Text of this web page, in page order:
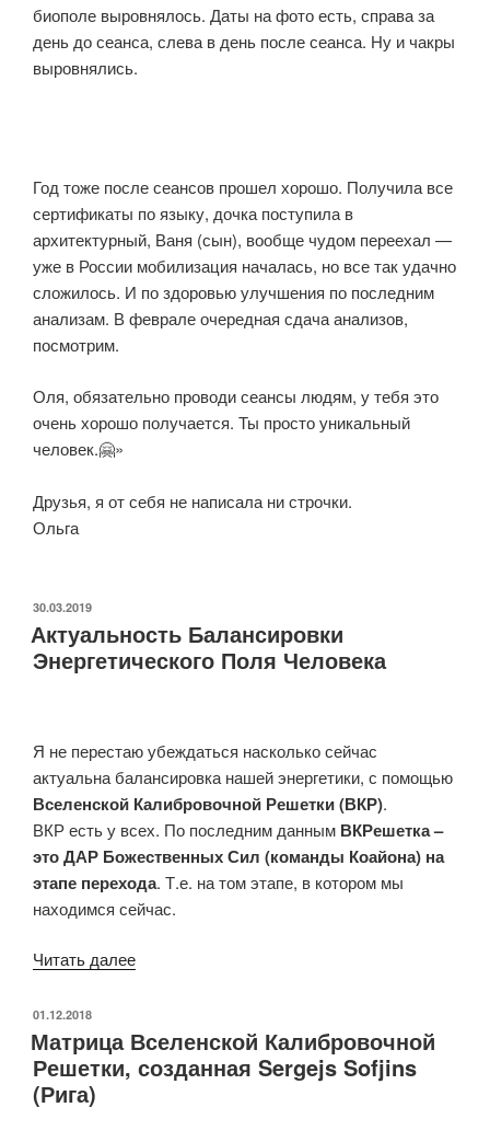
биополе выровнялось. Даты на фото есть, справа за
день до сеанса, слева в день после сеанса. Ну и чакры
выровнялись.
Год тоже после сеансов прошел хорошо. Получила все
сертификаты по языку, дочка поступила в
архитектурный, Ваня (сын), вообще чудом переехал —
уже в России мобилизация началась, но все так удачно
сложилось. И по здоровью улучшения по последним
анализам. В феврале очередная сдача анализов,
посмотрим.
Оля, обязательно проводи сеансы людям, у тебя это
очень хорошо получается. Ты просто уникальный
человек.🤗»
Друзья, я от себя не написала ни строчки.
Ольга
ОПУБЛИКОВАНО
30.03.2019
Актуальность Балансировки
Энергетического Поля Человека
Я не перестаю убеждаться насколько сейчас
актуальна балансировка нашей энергетики, с помощью
Вселенской Калибровочной Решетки (ВКР).
ВКР есть у всех. По последним данным ВКРешетка –
это ДАР Божественных Сил (команды Коайона) на
этапе перехода. Т.е. на том этапе, в котором мы
находимся сейчас.
Читать далее«Актуальность
Поля
Человека»
ОПУБЛИКОВАНО
01.12.2018
Матрица Вселенской Калибровочной
Решетки, созданная Sergejs Sofjins
(Рига)